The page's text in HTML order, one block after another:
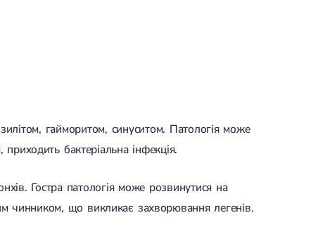
гайморитом, синуситом. Патологія може
бактеріальна інфекція.
Гостра патологія може розвинутися на
чинником, що викликає захворювання легенів.